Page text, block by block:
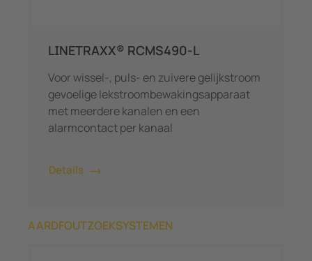
LINETRAXX® RCMS490-L
Voor wissel-, puls- en zuivere gelijkstroom
gevoelige lekstroombewakingsapparaat
met meerdere kanalen en een
alarmcontact per kanaal
Details
AARDFOUTZOEKSYSTEMEN